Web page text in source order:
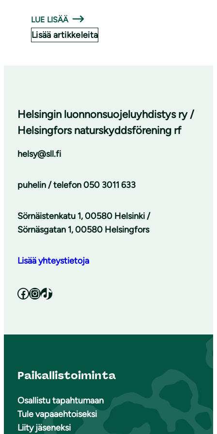
LUE LISÄÄ
Lisää artikkeleita
Helsingin luonnonsuojeluyhdistys ry /
Helsingfors naturskyddsförening rf
helsy@sll.fi
puhelin / telefon050 3011 633
Sörnäistenkatu 1, 00580 Helsinki /
Sörnäsgatan 1, 00580 Helsingfors
Lisää yhteystietoja
Facebook InstagramTikTok
Paikallistoiminta
Osallistu tapahtumaan
Tule vapaaehtoiseksi
Liity jäseneksi